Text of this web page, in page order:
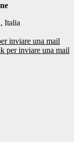
Italia
inviare una mail
per inviare una mail